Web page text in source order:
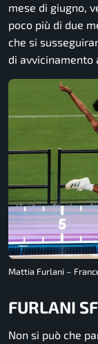
mese di giugno,
poco più di due
che si
di avvicinamento
Mattia Furlani –
FURLANI
Non si può che